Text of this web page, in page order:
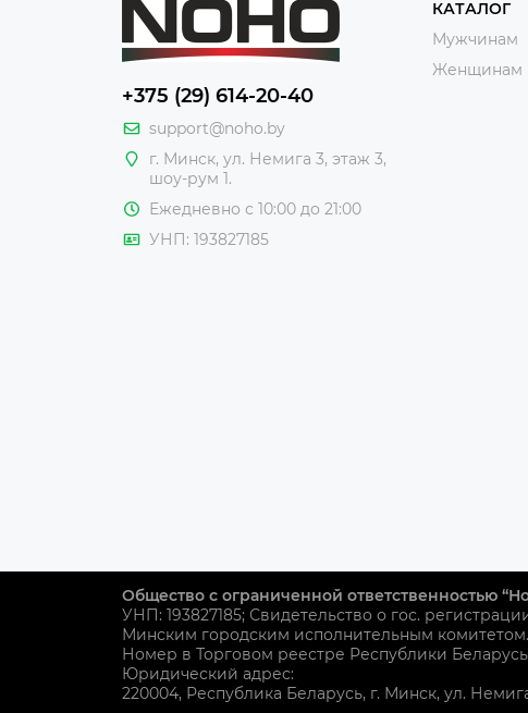
+375 (29) 614-20-40
support@noho.by
г. Минск, ул. Немига 3, этаж 3,
шоу-рум 1.
Ежедневно с 10:00 до 21:00
УНП: 193827185
КАТАЛОГ
Мужчинам
Женщинам
Общество с ограниченной ответственностью
УНП: 193827185; Свидетельство о гос.
Минским городским исполнительным комитетом.
Номер в Торговом реестре Республики
Юридический адрес:
220004, Республика Беларусь, г. Минск, ул.